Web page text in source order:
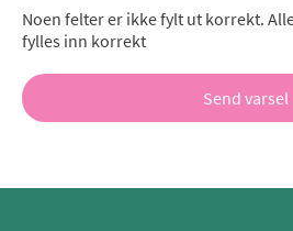
Send varsel
Noen felter er ikke fylt ut korrekt.
fylles inn korrekt